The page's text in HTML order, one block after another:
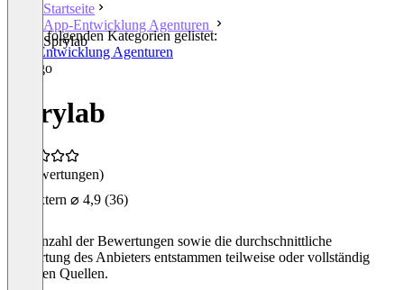
Startseite
App-Entwicklung Agenturen
Sprylab
In den folgenden Kategorien gelistet:
App-Entwicklung Agenturen
Sprylab
(0 Bewertungen)
Extern ⌀ 4,9 (36)
Die Anzahl der Bewertungen sowie die durchschnittliche
Bewertung des Anbieters entstammen teilweise oder vollständig
externen Quellen.